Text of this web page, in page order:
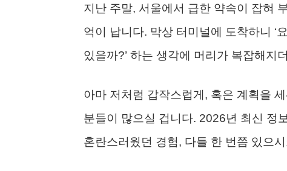
지난 주말, 서울에서 급한 약속이 잡혀
억이 납니다. 막상 터미널에 도착하니 ‘
있을까?’ 하는 생각에 머리가 복잡해지
아마 저처럼 갑작스럽게, 혹은 계획을
분들이 많으실 겁니다. 2026년 최신 정
혼란스러웠던 경험, 다들 한 번쯤 있으